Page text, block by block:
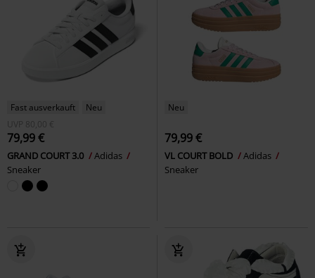
Fast ausverkauft
Neu
UVP
80,00 €
79,99 €
GRAND COURT 3.0
Adidas
Sneaker
Neu
79,99 €
VL COURT BOLD
Adidas
Sneaker